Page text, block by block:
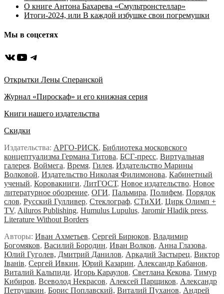
О книге Антона Бахарева «Смультронстеллар»
Итоги-2024, или В каждой избушке свои погремушки
Мы в соцсетях
ВКонтакте
YouTube
Telegram
Открытки Лены Сперанской
Журнал «Пироскаф» и его книжная серия
Книги нашего издательства
Скидки
Издательства: АРГО-РИСК, Библиотека московского
концептуализма Германа Титова, БСГ-пресс, Виртуальная
галерея, Воймега, Время, Гилея, Издательство Марины
Волковой, Издательство Николая Филимонова, Кабинетный
ученый, Коровакниги, ЛитГОСТ, Новое издательство, Новое
литературное обозрение, ОГИ, Пальмира, Полифем, Порядок
слов, Русский Гулливер, Стеклограф, СТиХИ, Цирк Олимп +
TV, Ailuros Publishing, Humulus Lupulus, Jaromir Hladik press,
Literature Without Borders
Авторы: Иван Ахметьев, Сергей Бирюков, Владимир
Богомяков, Василий Бородин, Иван Волков, Анна Глазова,
Юлий Гуголев, Дмитрий Данилов, Аркадий Застырец, Виктор
Iванiв, Сергей Ивкин, Юрий Казарин, Александр Кабанов,
Виталий Кальпиди, Игорь Караулов, Светлана Кекова, Тимур
Кибиров, Всеволод Некрасов, Алексей Парщиков, Александр
Петрушкин, Борис Поплавский, Виталий Пуханов, Андрей